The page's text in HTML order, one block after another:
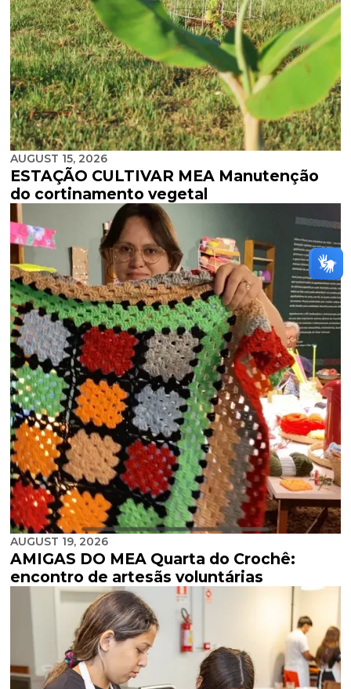
AUGUST 15, 2026
ESTAÇÃO CULTIVAR MEA Manutenção
do cortinamento vegetal
AUGUST 19, 2026
AMIGAS DO MEA Quarta do Crochê:
encontro de artesãs voluntárias